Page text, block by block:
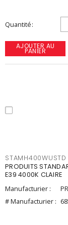
Quantité
AJOUTER AU
PANIER
STAMH400WUSTD
PRODUITS
E39 4000K CLAIRE
Manufacturier :
# Manufacturier :